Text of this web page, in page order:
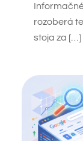
rozoberá
stoja za […]